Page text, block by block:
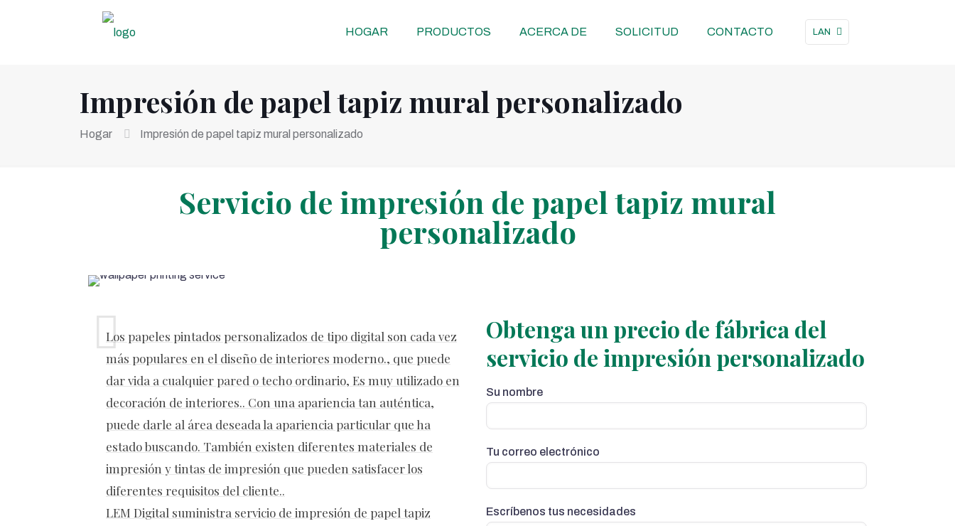
HOGAR PRODUCTOS ACERCA DE SOLICITUD CONTACTO LAN
Impresión de papel tapiz mural personalizado
Hogar Impresión de papel tapiz mural personalizado
Servicio de impresión de papel tapiz mural
personalizado
Los papeles pintados personalizados de tipo digital son cada vez
más populares en el diseño de interiores moderno., que puede
dar vida a cualquier pared o techo ordinario, Es muy utilizado en
decoración de interiores.. Con una apariencia tan auténtica,
puede darle al área deseada la apariencia particular que ha
estado buscando. También existen diferentes materiales de
impresión y tintas de impresión que pueden satisfacer los
diferentes requisitos del cliente..
LEM Digital suministra servicio de impresión de papel tapiz
Obtenga un precio de fábrica del
servicio de impresión personalizado
Su nombre
Tu correo electrónico
Escríbenos tus necesidades